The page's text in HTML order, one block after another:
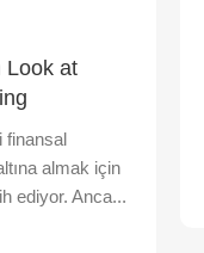
Look at
finansal
almak için
ediyor. Anca...